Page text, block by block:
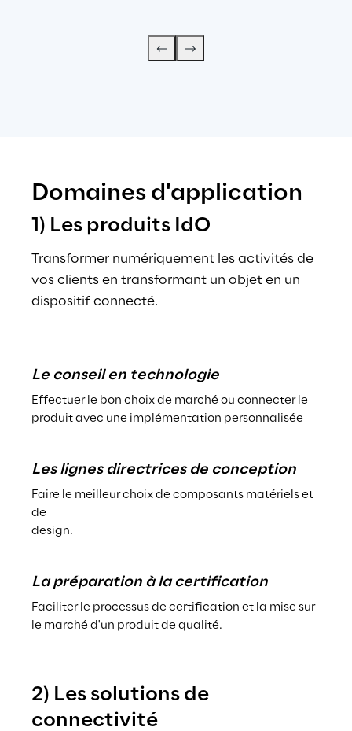
Domaines d'application
1) Les produits IdO
Transformer numériquement les activités de
vos clients en transformant un objet en un
dispositif connecté.
Le conseil en technologie
Effectuer le bon choix de marché ou connecter le
produit avec une implémentation personnalisée
Les lignes directrices de conception
Faire le meilleur choix de composants matériels et
de
design.
La préparation à la certification
Faciliter le processus de certification et la mise sur
le marché d'un produit de qualité.
2) Les solutions de
connectivité